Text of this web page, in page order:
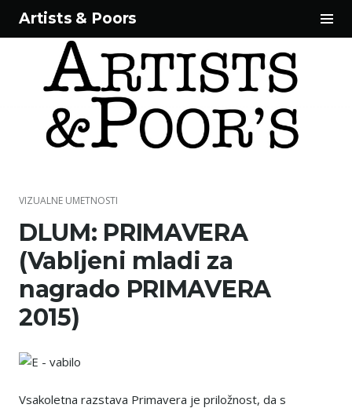
Artists & Poors
contentVIZUALNE UMETNOSTI
DLUM: PRIMAVERA
(Vabljeni mladi za
nagrado PRIMAVERA
2015)
Vsakoletna razstava Primavera je priložnost, da s